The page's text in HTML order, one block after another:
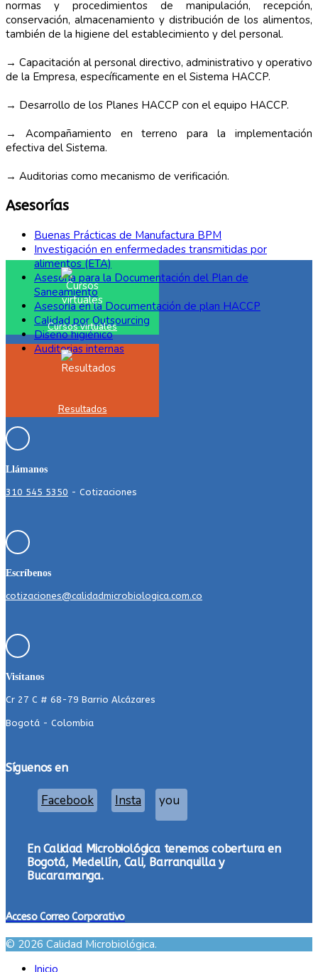
normas y procedimientos de manipulación, recepción,
conservación, almacenamiento y distribución de los alimentos,
también de la higiene del establecimiento y del personal.
→ Capacitación al personal directivo, administrativo y operativo
de la Empresa, específicamente en el Sistema HACCP.
→ Desarrollo de los Planes HACCP con el equipo HACCP.
→ Acompañamiento en terreno para la implementación
efectiva del Sistema.
→ Auditorias como mecanismo de verificación.
Asesorías
Buenas Prácticas de Manufactura BPM
Investigación en enfermedades transmitidas por
alimentos (ETA)
Asesoría para la Documentación del Plan de
Saneamiento
Asesoría en la Documentación de plan HACCP
Calidad por Outsourcing
Diseño higiénico
Auditorias internas
Cursos virtuales
Resultados
Llámanos
310 545 5350 - Cotizaciones
Escríbenos
cotizaciones@calidadmicrobiologica.com.co
Visítanos
Cr 27 C # 68-79 Barrio Alcázares
Bogotá - Colombia
Síguenos en
Facebook Insta you
En Calidad Microbiológica tenemos cobertura en
Bogotá, Medellín, Cali, Barranquilla y
Bucaramanga.
Acceso Correo Corporativo
© 2026 Calidad Microbiológica.